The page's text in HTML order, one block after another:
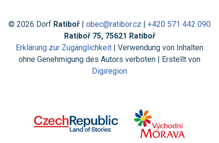
© 2026 Dorf Ratiboř | obec@ratibor.cz | +420 571 442 090
Ratiboř 75, 75621 Ratiboř
Erklärung zur Zugänglichkeit | Verwendung von Inhalten
ohne Genehmigung des Autors verboten | Erstellt von
Digiregion